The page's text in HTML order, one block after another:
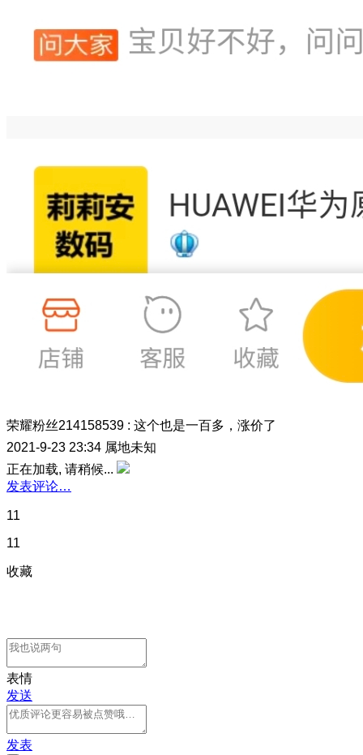
荣耀粉丝214158539 : 这个也是一百多，涨价了
2021-9-23 23:34 属地未知
正在加载, 请稍候...
发表评论…
11
11
收藏
表情
发送
发表